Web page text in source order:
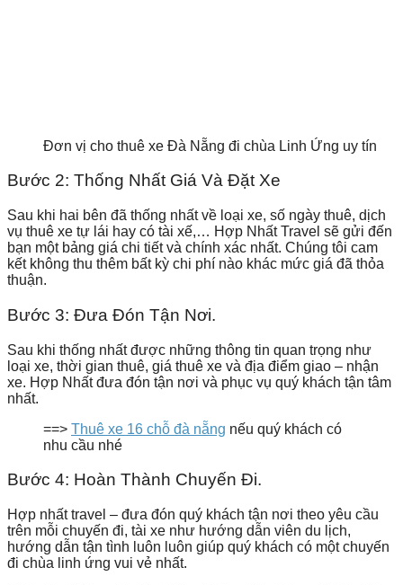
Đơn vị cho thuê xe Đà Nẵng đi chùa Linh Ứng uy tín
Bước 2: Thống Nhất Giá Và Đặt Xe
Sau khi hai bên đã thống nhất về loại xe, số ngày thuê, dịch
vụ thuê xe tự lái hay có tài xế,… Hợp Nhất Travel sẽ gửi đến
bạn một bảng giá chi tiết và chính xác nhất. Chúng tôi cam
kết không thu thêm bất kỳ chi phí nào khác mức giá đã thỏa
thuận.
Bước 3: Đưa Đón Tận Nơi.
Sau khi thống nhất được những thông tin quan trọng như
loại xe, thời gian thuê, giá thuê xe và địa điểm giao – nhận
xe. Hợp Nhất đưa đón tận nơi và phục vụ quý khách tận tâm
nhất.
==> Thuê xe 16 chỗ đà nẵng nếu quý khách có
nhu cầu nhé
Bước 4: Hoàn Thành Chuyến Đi.
Hợp nhất travel – đưa đón quý khách tận nơi theo yêu cầu
trên mỗi chuyến đi, tài xe như hướng dẫn viên du lịch,
hướng dẫn tận tình luôn luôn giúp quý khách có một chuyến
đi chùa linh ứng vui vẻ nhất.